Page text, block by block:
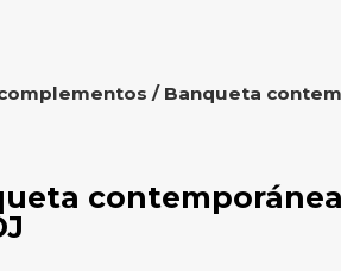
/ Banqueta
contemporánea